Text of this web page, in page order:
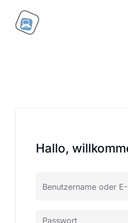
Inhalt
springen
Hallo,